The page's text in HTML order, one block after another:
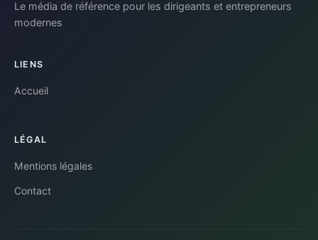
Le média de référence pour les dirigeants et entrepreneurs
modernes
LIENS
Accueil
LÉGAL
Mentions légales
Contact